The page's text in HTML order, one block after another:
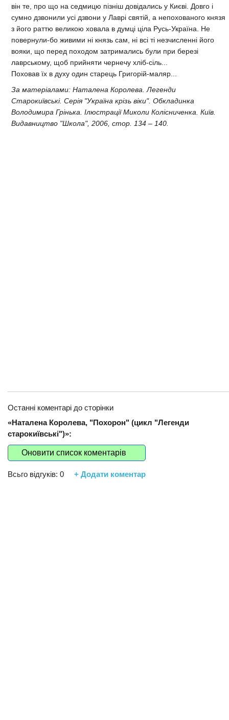
він те, про що на седмицю пізніш довідались у Києві. Довго і
сумно дзвонили усі дзвони у Лаврі святій, а непохованого князя
з його раттю великою ховала в думці ціла Русь-Україна. Не
повернули-бо живими ні князь сам, ні всі ті незчисленні його
вояки, що перед походом затримались були при березі
лаврському, щоб прийняти чернечу хліб-сіль...
Поховав їх в духу один старець Григорій-маляр...
За матеріалами: Наталена Королева. Легенди
Старокиївські. Серія "Україна крізь віки". Обкладинка
Володимира Грінька. Ілюстрації Миколи Колісниченка. Київ.
Видавництво "Школа", 2006, стор. 134 – 140.
Останні коментарі до сторінки
«Наталена Королева, "Похорон" (цикл "Легенди
старокиївські")»:
Оновити список коментарів
Всьго відгуків: 0 + Додати коментар